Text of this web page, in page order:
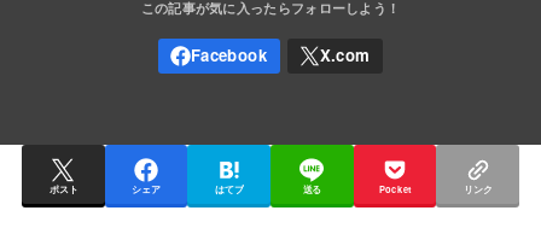
ポスト シェア はてブ 送る Pocket リンク